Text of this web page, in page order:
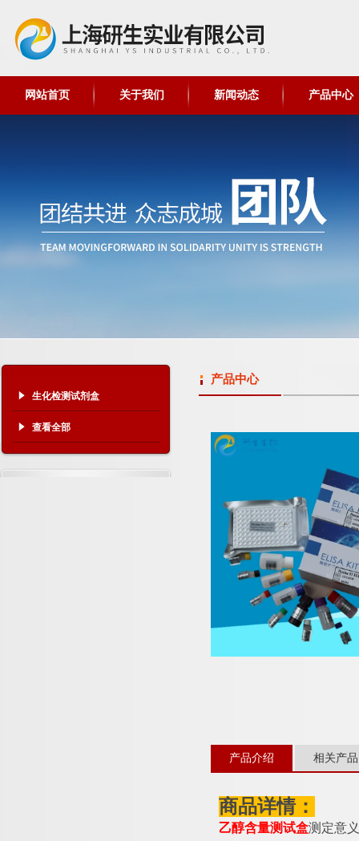
网站首页 关于我们 新闻动态 产品中心
生化检测试剂盒
查看全部
产品中心
产品介绍 相关产品
商品详情：
乙醇含量测试盒测定意